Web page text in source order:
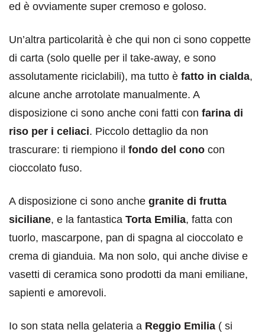
ed è ovviamente super cremoso e goloso.
Un’altra particolarità è che qui non ci sono coppette
di carta (solo quelle per il take-away, e sono
assolutamente riciclabili), ma tutto è fatto in cialda,
alcune anche arrotolate manualmente. A
disposizione ci sono anche coni fatti con farina di
riso per i celiaci. Piccolo dettaglio da non
trascurare: ti riempiono il fondo del cono con
cioccolato fuso.
A disposizione ci sono anche granite di frutta
siciliane, e la fantastica Torta Emilia, fatta con
tuorlo, mascarpone, pan di spagna al cioccolato e
crema di gianduia. Ma non solo, qui anche divise e
vasetti di ceramica sono prodotti da mani emiliane,
sapienti e amorevoli.
Io son stata nella gelateria a Reggio Emilia ( si